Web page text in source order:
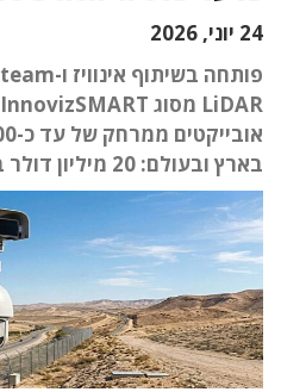
24 יוני, 2026
בארץ ובעולם: 20 מיליון דולר בשנת 2027